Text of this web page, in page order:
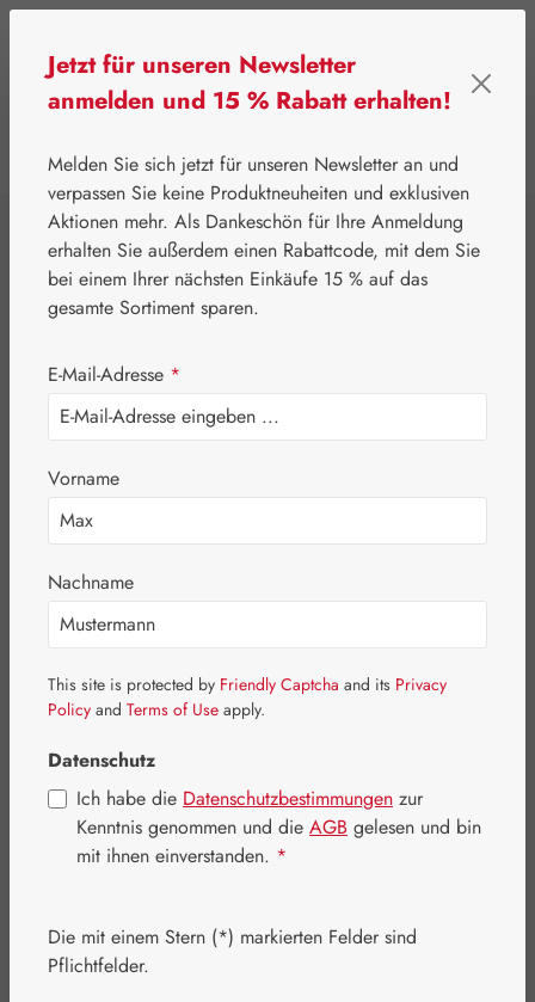
Pater Severin Naturprodukte Tropfen & Sprays
Lungenkraut
Tropfen
Bildergalerie überspringen
Regulärer Preis:
16,70 €
Jetzt für unseren Newsletter
anmelden und 15 % Rabatt erhalten!
Melden Sie sich jetzt für unseren Newsletter an und
verpassen Sie keine Produktneuheiten und exklusiven
Aktionen mehr. Als Dankeschön für Ihre Anmeldung
erhalten Sie außerdem einen Rabattcode, mit dem Sie
bei einem Ihrer nächsten Einkäufe 15 % auf das
gesamte Sortiment sparen.
E-Mail-Adresse *
Vorname
Nachname
This site is protected by Friendly Captcha and its Privacy
Policy and Terms of Use apply.
Datenschutz
Ich habe die Datenschutzbestimmungen zur
Kenntnis genommen und die AGB gelesen und bin
mit ihnen einverstanden. *
Die mit einem Stern (*) markierten Felder sind
Pflichtfelder.